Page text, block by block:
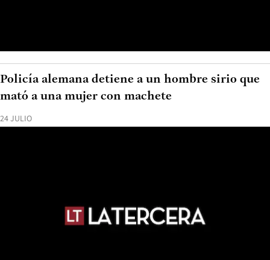
24 JULIO
Policía alemana detiene a un hombre sirio que
mató a una mujer con machete